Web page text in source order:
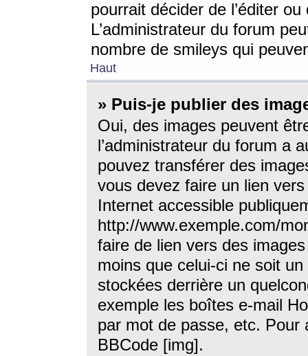
pourrait décider de l’éditer
L’administrateur du forum
nombre de smileys qui
Haut
» Puis-je publier des
Oui, des images peuvent
l’administrateur du forum a
pouvez transférer des
vous devez faire un lien
Internet accessible
http://www.exemple.com/
faire de lien vers des
moins que celui-ci ne soit
stockées derrière un
exemple les boîtes e-mail
par mot de passe, etc. Pour
BBCode [img].